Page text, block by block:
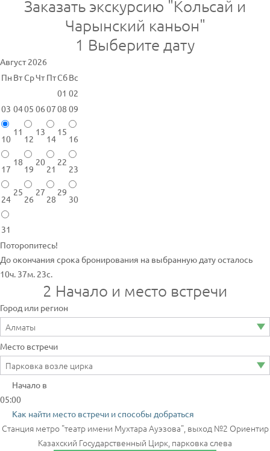
Заказать экскурсию "Кольсай и
Чарынский каньон"
1 Выберите дату
Август 2026
Пн ВтСрЧт ПтСбВс
01 02
03 0405 060708 09
10
11
12
13
14
15
16
17
18
19
20
21
22
23
24
25
26
27
28
29
30
31
Поторопитесь!
До окончания срока бронирования на выбранную дату осталось
10ч. 37м. 23с.
2 Начало и место встречи
Город или регион
Место встречи
Начало в
05:00
Как найти место встречи и способы добраться
Станция метро "театр имени Мухтара Ауэзова", выход №2 Ориентир
Казахский Государственный Цирк, парковка слева